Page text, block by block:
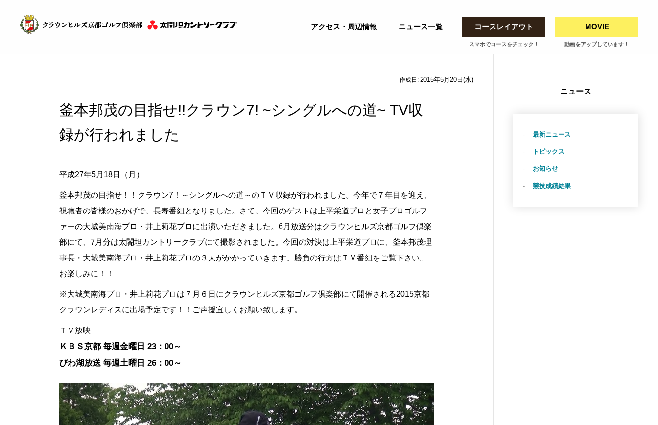
アクセス・周辺情報 ニュース一覧 コースレイアウト
スマホでコースをチェック！
MOVIE
動画をアップしています！
作成日: 2015年5月20日(水)
釜本邦茂の目指せ!!クラウン7! ~シングルへの道~ TV収
録が行われました
平成27年5月18日（月）
釜本邦茂の目指せ！！クラウン7！～シングルへの道～のＴＶ収録が行われました。今年で７年目を迎え、
視聴者の皆様のおかげで、長寿番組となりました。さて、今回のゲストは上平栄道プロと女子プロゴルフ
ァーの大城美南海プロ・井上莉花プロに出演いただきました。6月放送分はクラウンヒルズ京都ゴルフ倶楽
部にて、7月分は太閤坦カントリークラブにて撮影されました。今回の対決は上平栄道プロに、釜本邦茂理
事長・大城美南海プロ・井上莉花プロの３人がかかっていきます。勝負の行方はＴＶ番組をご覧下さい。
お楽しみに！！
※大城美南海プロ・井上莉花プロは７月６日にクラウンヒルズ京都ゴルフ倶楽部にて開催される2015京都
クラウンレディスに出場予定です！！ご声援宜しくお願い致します。
ＴＶ放映
ＫＢＳ京都 毎週金曜日 23：00～
びわ湖放送 毎週土曜日 26：00～
ニュース
最新ニュース
トピックス
お知らせ
競技成績結果